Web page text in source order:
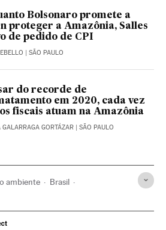
Bolsonaro promete a
proteger a Amazônia, Salles
de pedido de CPI
| SÃO PAULO
do recorde de
em 2020, cada vez
fiscais atuam na Amazônia
GALARRAGA GORTÁZAR | SÃO PAULO
ambiente Brasil